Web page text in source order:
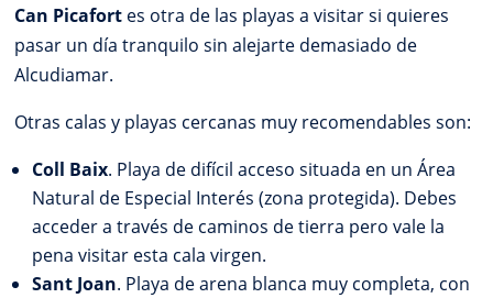
Can Picafort es otra de las playas a visitar si quieres
pasar un día tranquilo sin alejarte demasiado de
Alcudiamar.
Otras calas y playas cercanas muy recomendables son:
Coll Baix. Playa de difícil acceso situada en un Área
Natural de Especial Interés (zona protegida). Debes
acceder a través de caminos de tierra pero vale la
pena visitar esta cala virgen.
Sant Joan. Playa de arena blanca muy completa, con